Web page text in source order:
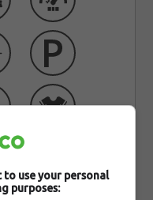
use your personal
purposes: